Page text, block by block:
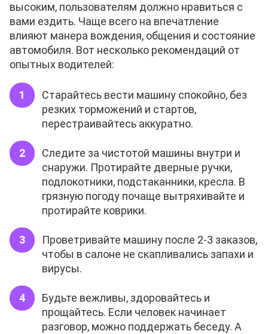
высоким, пользователям должно нравиться с
вами ездить. Чаще всего на впечатление
влияют манера вождения, общения и состояние
автомобиля. Вот несколько рекомендаций от
опытных водителей:
Старайтесь вести машину спокойно, без
резких торможений и стартов,
перестраивайтесь аккуратно.
Следите за чистотой машины внутри и
снаружи. Протирайте дверные ручки,
подлокотники, подстаканники, кресла. В
грязную погоду почаще вытряхивайте и
протирайте коврики.
Проветривайте машину после 2-3 заказов,
чтобы в салоне не скапливались запахи и
вирусы.
Будьте вежливы, здоровайтесь и
прощайтесь. Если человек начинает
разговор, можно поддержать беседу. А